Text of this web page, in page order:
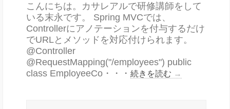
こんにちは。カサレアルで研修講師をして
いる末永です。 Spring MVCでは、
Controllerにアノテーションを付与するだけ
でURLとメソッドを対応付けられます。
@Controller
@RequestMapping("/employees") public
class EmployeeCo・・・ 続きを読む →